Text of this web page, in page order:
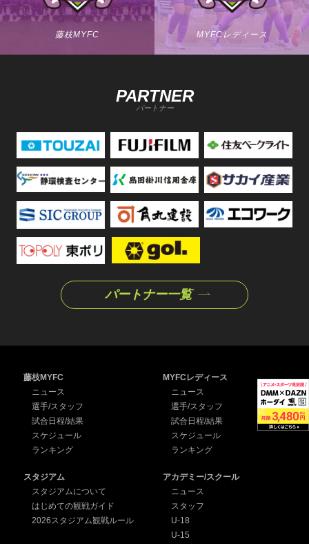
藤枝MYFC MYFCレディース
PARTNER
パートナー
パートナー一覧
藤枝MYFC
ニュース
選手/スタッフ
試合日程/結果
スケジュール
ランキング
MYFCレディース
ニュース
選手/スタッフ
試合日程/結果
スケジュール
ランキング
スタジアム
スタジアムについて
はじめての観戦ガイド
2026スタジアム観戦ルール
アカデミー/スクール
ニュース
スタッフ
U-18
U-15